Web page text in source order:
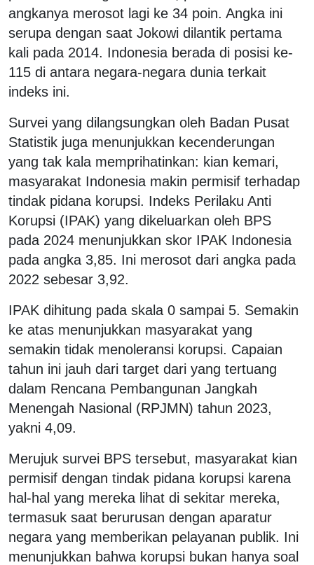
angkanya merosot lagi ke 34 poin. Angka ini
serupa dengan saat Jokowi dilantik pertama
kali pada 2014. Indonesia berada di posisi ke-
115 di antara negara-negara dunia terkait
indeks ini.
Survei yang dilangsungkan oleh Badan Pusat
Statistik juga menunjukkan kecenderungan
yang tak kala memprihatinkan: kian kemari,
masyarakat Indonesia makin permisif terhadap
tindak pidana korupsi. Indeks Perilaku Anti
Korupsi (IPAK) yang dikeluarkan oleh BPS
pada 2024 menunjukkan skor IPAK Indonesia
pada angka 3,85. Ini merosot dari angka pada
2022 sebesar 3,92.
IPAK dihitung pada skala 0 sampai 5. Semakin
ke atas menunjukkan masyarakat yang
semakin tidak menoleransi korupsi. Capaian
tahun ini jauh dari target dari yang tertuang
dalam Rencana Pembangunan Jangkah
Menengah Nasional (RPJMN) tahun 2023,
yakni 4,09.
Merujuk survei BPS tersebut, masyarakat kian
permisif dengan tindak pidana korupsi karena
hal-hal yang mereka lihat di sekitar mereka,
termasuk saat berurusan dengan aparatur
negara yang memberikan pelayanan publik. Ini
menunjukkan bahwa korupsi bukan hanya soal